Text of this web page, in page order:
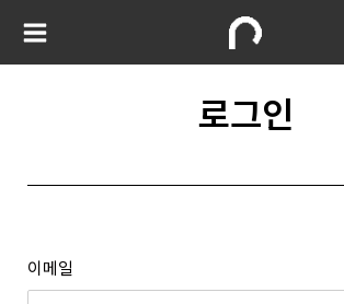
로그인
이메일